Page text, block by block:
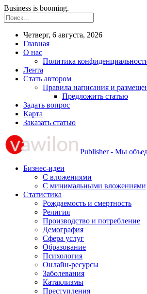
Business is booming.
Четверг, 6 августа, 2026
Главная
О нас
Политика
Лента
Стать автором
Правила написания и
Предложить статью
Задать вопрос
Карта
Заказать статью
Publisher - Мы
Бизнес-идеи
С вложениями
С минимальными вложениями
Статистика
Рождаемость и смертность
Религия
Производство и потребление
Демография
Сфера услуг
Образование
Психология
Онлайн-ресурсы
Заболевания
Катаклизмы
Преступления